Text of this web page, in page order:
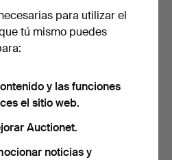
Sillón, tapizado en brocado
dorado, estilo…
266 USD
ennuestro archivo de
para utilizar el
tú mismo puedes
y las funciones
el sitio web.
Auctionet.
noticias y